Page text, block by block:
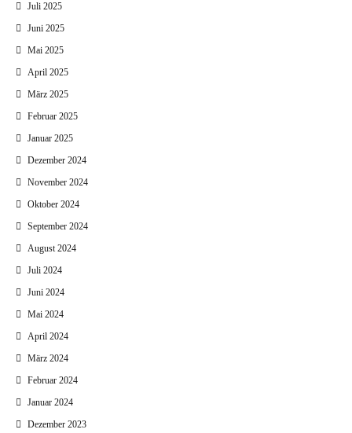
Juli 2025
Juni 2025
Mai 2025
April 2025
März 2025
Februar 2025
Januar 2025
Dezember 2024
November 2024
Oktober 2024
September 2024
August 2024
Juli 2024
Juni 2024
Mai 2024
April 2024
März 2024
Februar 2024
Januar 2024
Dezember 2023